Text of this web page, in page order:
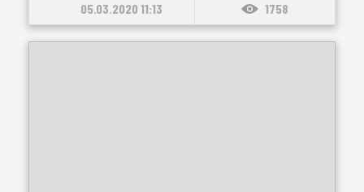
05.03.2020 11:13 1758